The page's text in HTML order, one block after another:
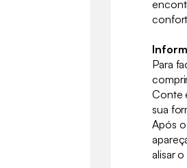
Para
Conte
sua
Após
alisar